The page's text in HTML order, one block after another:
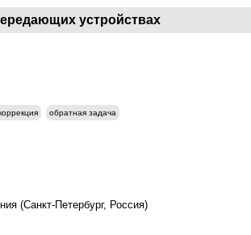
устройствах
обратная задача
(Санкт-Петербург, Россия)